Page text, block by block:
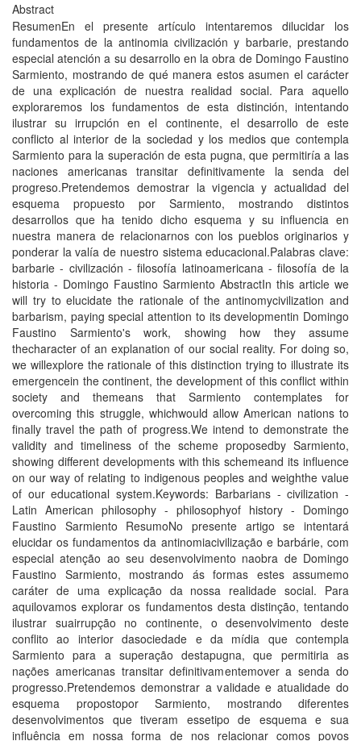
Abstract
ResumenEn el presente artí­culo intentaremos dilucidar los
fundamentos de la antinomia civilización y barbarie, prestando
especial atención a su desarrollo en la obra de Domingo Faustino
Sarmiento, mostrando de qué manera estos asumen el carácter
de una explicación de nuestra realidad social. Para aquello
exploraremos los fundamentos de esta distinción, intentando
ilustrar su irrupción en el continente, el desarrollo de este
conflicto al interior de la sociedad y los medios que contempla
Sarmiento para la superación de esta pugna, que permitirí­a a las
naciones americanas transitar definitivamente la senda del
progreso.Pretendemos demostrar la vigencia y actualidad del
esquema propuesto por Sarmiento, mostrando distintos
desarrollos que ha tenido dicho esquema y su influencia en
nuestra manera de relacionarnos con los pueblos originarios y
ponderar la valí­a de nuestro sistema educacional.Palabras clave:
barbarie - civilización - filosofí­a latinoamericana - filosofí­a de la
historia - Domingo Faustino Sarmiento AbstractIn this article we
will try to elucidate the rationale of the antinomycivilization and
barbarism, paying special attention to its developmentin Domingo
Faustino Sarmiento's work, showing how they assume
thecharacter of an explanation of our social reality. For doing so,
we willexplore the rationale of this distinction trying to illustrate its
emergencein the continent, the development of this conflict within
society and themeans that Sarmiento contemplates for
overcoming this struggle, whichwould allow American nations to
finally travel the path of progress.We intend to demonstrate the
validity and timeliness of the scheme proposedby Sarmiento,
showing different developments with this schemeand its influence
on our way of relating to indigenous peoples and weighthe value
of our educational system.Keywords: Barbarians - civilization -
Latin American philosophy - philosophyof history - Domingo
Faustino Sarmiento ResumoNo presente artigo se intentará
elucidar os fundamentos da antinomiacivilização e barbárie, com
especial atenção ao seu desenvolvimento naobra de Domingo
Faustino Sarmiento, mostrando ás formas estes assumemo
caráter de uma explicação da nossa realidade social. Para
aquilovamos explorar os fundamentos desta distinção, tentando
ilustrar suairrupção no continente, o desenvolvimento deste
conflito ao interior dasociedade e da mí­dia que contempla
Sarmiento para a superação destapugna, que permitiria as
nações americanas transitar definitivamentemover a senda do
progresso.Pretendemos demonstrar a validade e atualidade do
esquema propostopor Sarmiento, mostrando diferentes
desenvolvimentos que tiveram essetipo de esquema e sua
influência em nossa forma de nos relacionar comos povos